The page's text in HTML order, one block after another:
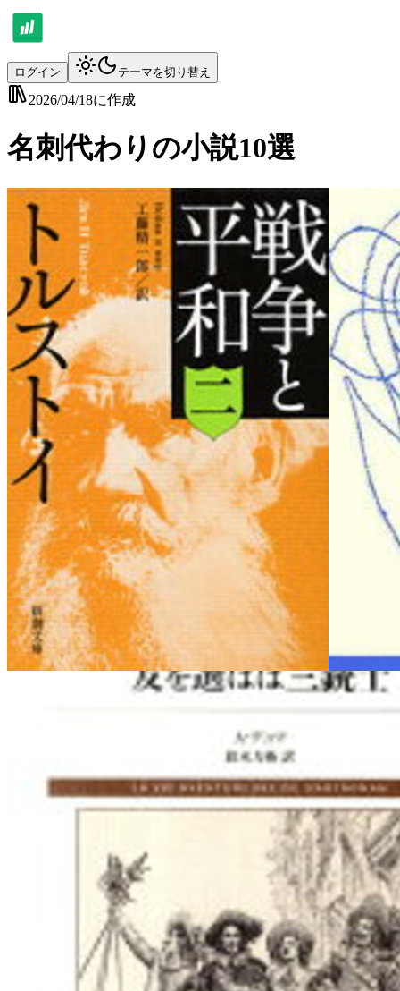
ログイン テーマを切り替え
2026/04/18に作成
名刺代わりの小説10選